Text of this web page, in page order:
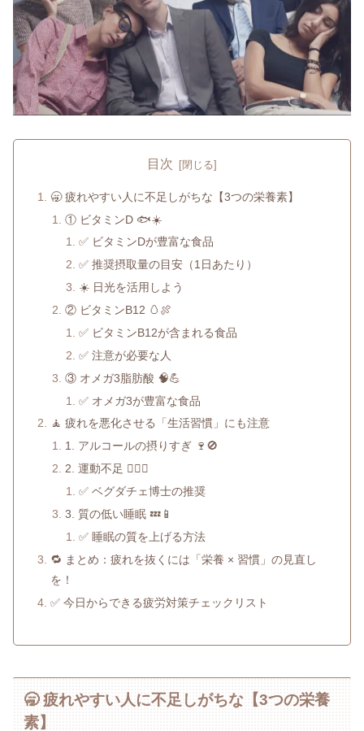
目次
🥱 疲れやすい人に不足しがちな【3つの栄養素】
① ビタミンD 🐟☀️
✅ ビタミンDが豊富な食品
✅ 推奨摂取量の目安（1日あたり）
☀️ 日光を活用しよう
② ビタミンB12 🥚🍖
✅ ビタミンB12が含まれる食品
✅ 注意が必要な人
③ オメガ3脂肪酸 🧠💪
✅ オメガ3が豊富な食品
🧘 疲れを悪化させる「生活習慣」にも注意
1. アルコールの摂りすぎ 🍷🚫
2. 運動不足 🚶‍♂️❌
✅ ベグダチェ博士の推奨
3. 質の低い睡眠 💤📱
✅ 睡眠の質を上げる方法
🔁 まとめ：疲れを抜くには「栄養 × 習慣」の見直し
を！
✅ 今日からできる疲労対策チェックリスト
🥱 疲れやすい人に不足しがちな【3つの栄養
素】